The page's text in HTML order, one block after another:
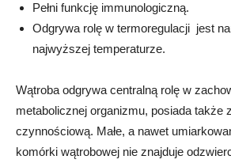
Pełni funkcję immunologiczną.
Odgrywa rolę w termoregulacji  jest
najwyższej temperaturze.
Wątroba odgrywa centralną rolę w
metabolicznej organizmu, posiada także
czynnościową. Małe, a nawet
komórki wątrobowej nie znajduje